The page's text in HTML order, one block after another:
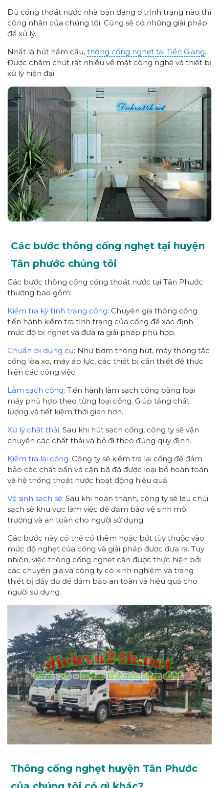
Dù cống thoát nước nhà bạn đang ở trình trạng nào thì
công nhân của chúng tôi. Cũng sẽ có những giải pháp
để xử lý.
Nhất là hút hầm cầu, thông cống nghẹt tại Tiền Giang.
Được chăm chút rất nhiều về mặt công nghệ và thiết bị
xử lý hiện đại.
Các bước thông cống nghẹt tại huyện
Tân phước chúng tôi
Các bước thông cống cống thoát nước tại Tân Phước
thường bao gồm:
Kiểm tra kỹ tình trạng cống: Chuyên gia thông cống
tiến hành kiểm tra tình trạng của cống để xác định
mức độ bị nghẹt và đưa ra giải pháp phù hợp.
Chuẩn bị dụng cụ: Như bơm thông hút, máy thông tắc
cống lòa xo, máy áp lực, các thiết bị cần thiết để thực
hiện các công việc.
Làm sạch cống: Tiến hành làm sạch cống bằng loại
máy phù hợp theo từng loại cống. Giúp tăng chất
lượng và tiết kiệm thời gian hơn.
Xử lý chất thải: Sau khi hút sạch cống, công ty sẽ vận
chuyển các chất thải và bỏ đi theo đúng quy định.
Kiểm tra lại cống: Công ty sẽ kiểm tra lại cống để đảm
bảo các chất bẩn và cặn bã đã được loại bỏ hoàn toàn
và hệ thống thoát nước hoạt động hiệu quả.
Vệ sinh sạch sẽ: Sau khi hoàn thành, công ty sẽ lau chùi
sạch sẽ khu vực làm việc để đảm bảo vệ sinh môi
trường và an toàn cho người sử dụng.
Các bước này có thể có thêm hoặc bớt tùy thuộc vào
mức độ nghẹt của cống và giải pháp được đưa ra. Tuy
nhiên, việc thông cống nghẹt cần được thực hiện bởi
các chuyên gia và công ty có kinh nghiệm và trang
thiết bị đầy đủ để đảm bảo an toàn và hiệu quả cho
người sử dụng.
Thông cống nghẹt huyện Tân Phước